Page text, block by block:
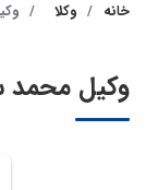
خانه وکلا
وکیل محمد